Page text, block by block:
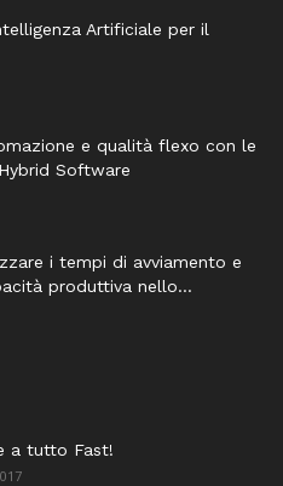
Artificiale per il
e qualità flexo con le
Software
i tempi di avviamento e
produttiva nello...
a tutto Fast!